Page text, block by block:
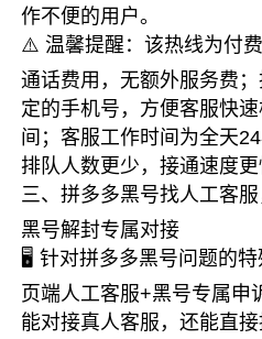
作不便的用户。
⚠️ 温馨提醒：该热线为付
通话费用，无额外服务费
定的手机号，方便客服快
间；客服工作时间为全天
排队人数更少，接通速度更
三、拼多多黑号找人工客
黑号解封专属对接
🖥️ 针对拼多多黑号问题的
页端人工客服+黑号专属申
能对接真人客服，还能直